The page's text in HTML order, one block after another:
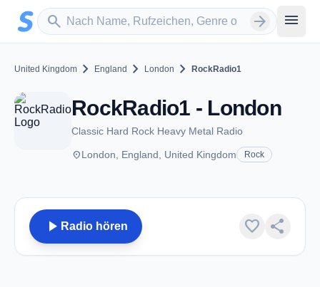
Zum Hauptinhalt springen
search
Sender suchen arrow_forward menu
United Kingdom chevron_right England chevron_right London chevron_right RockRadio1
RockRadio1 - London
Classic Hard Rock Heavy Metal Radio
placeLondon, England, United Kingdom Rock
play_arrow Radio hören favorite share